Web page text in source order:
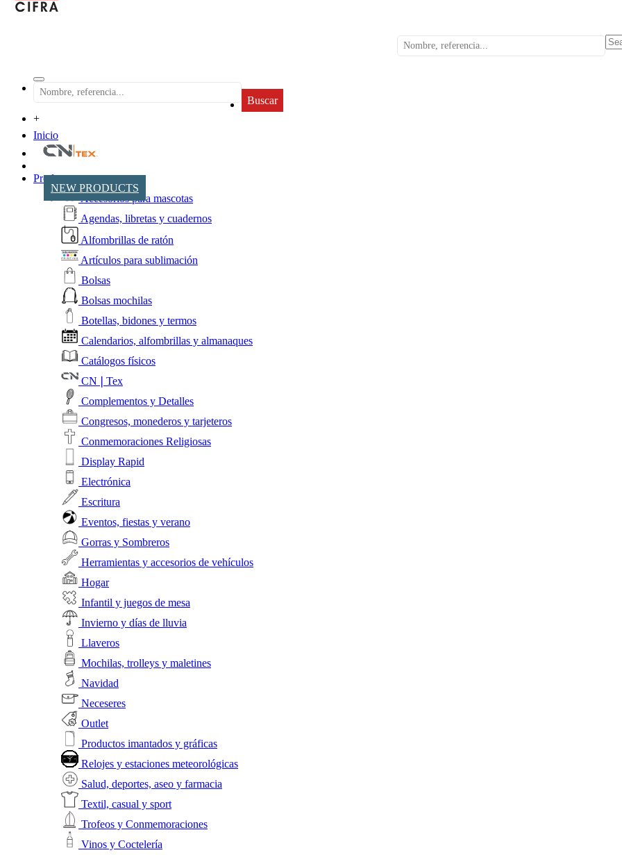
Buscar
+
Inicio
NEW PRODUCTS
Productos
Accesorios para mascotas
Agendas, libretas y cuadernos
Alfombrillas de ratón
Artículos para sublimación
Bolsas
Bolsas mochilas
Botellas, bidones y termos
Calendarios, alfombrillas y almanaques
Catálogos físicos
CN❘Tex
Complementos y Detalles
Congresos, monederos y tarjeteros
Conmemoraciones Religiosas
Display Rapid
Electrónica
Escritura
Eventos, fiestas y verano
Gorras y Sombreros
Herramientas y accesorios de vehículos
Hogar
Infantil y juegos de mesa
Invierno y días de lluvia
Llaveros
Mochilas, trolleys y maletines
Navidad
Neceseres
Outlet
Productos imantados y gráficas
Relojes y estaciones meteorológicas
Salud, deportes, aseo y farmacia
Textil, casual y sport
Trofeos y Conmemoraciones
Vinos y Coctelería